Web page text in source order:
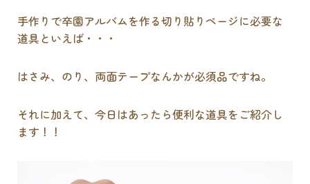
手作りで卒園アルバムを作る切り貼りページに必要な
道具といえば・・・
はさみ、のり、両面テープなんかが必須品ですね。
それに加えて、今日はあったら便利な道具をご紹介し
ます！！